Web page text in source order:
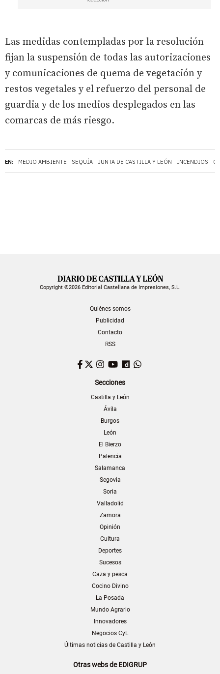
EN: MEDIO AMBIENTE SEQUÍA JUNTA DE CASTILLA Y LEÓN INCENDIOS
Las medidas contempladas por la resolución
fijan la suspensión de todas las autorizaciones
y comunicaciones de quema de vegetación y
restos vegetales y el refuerzo del personal de
guardia y de los medios desplegados en las
comarcas de más riesgo.
Copyright ©2026 Editorial Castellana de Impresiones, S.L.
Quiénes somos
Publicidad
Contacto
RSS
Facebook
TwitterInstagram
YouTubeDailymotion
Secciones
Castilla y León
Ávila
Burgos
León
El Bierzo
Palencia
Salamanca
Segovia
Soria
Valladolid
Zamora
Opinión
Cultura
Deportes
Sucesos
Caza y pesca
Cocino Divino
La Posada
Mundo Agrario
Innovadores
Negocios CyL
Últimas noticias de Castilla y León
Otras webs de EDIGRUP